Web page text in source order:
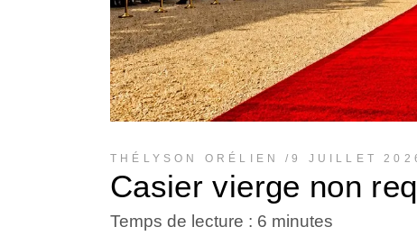
THÉLYSON ORÉLIEN 9 JUILLET
Casier vierge non
Temps de lecture : 6 minutes